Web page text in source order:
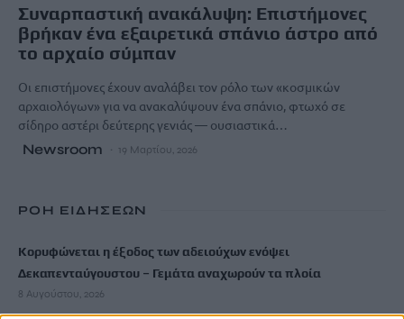
Συναρπαστική ανακάλυψη: Επιστήμονες
βρήκαν ένα εξαιρετικά σπάνιο άστρο από
το αρχαίο σύμπαν
Οι επιστήμονες έχουν αναλάβει τον ρόλο των «κοσμικών
αρχαιολόγων» για να ανακαλύψουν ένα σπάνιο, φτωχό σε
σίδηρο αστέρι δεύτερης γενιάς — ουσιαστικά…
Newsroom 19 Μαρτίου, 2026
ΡΟΗ ΕΙΔΗΣΕΩΝ
Κορυφώνεται η έξοδος των αδειούχων ενόψει
Δεκαπενταύγουστου – Γεμάτα αναχωρούν τα πλοία
8 Αυγούστου, 2026